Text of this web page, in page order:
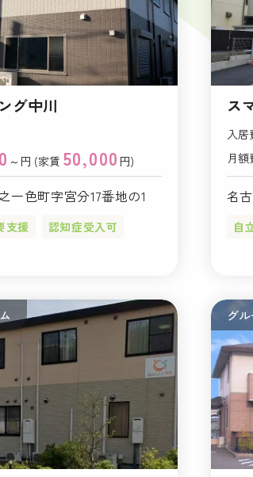
グ中川
～円 (家賃 50,000 円)
一色町字宮分17番地の1
支援 認知症受入可
ス
入居
月額
名
自
グ